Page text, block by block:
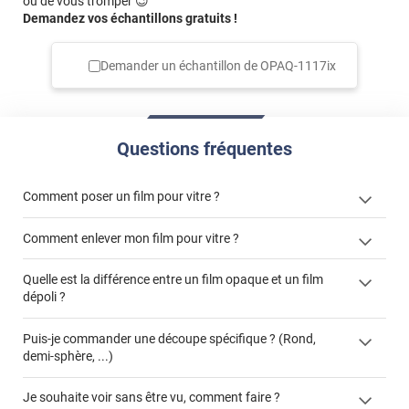
Demandez vos échantillons gratuits !
Demander un échantillon deOPAQ-1117ix
Questions fréquentes
Comment poser un film pour vitre ?
cet
Comment enlever mon film pour vitre ?
votre film électrostatique pour vitre
Quelle est la différence entre un film opaque et un film
dépoli ?
film opaque
Puis-je commander une découpe spécifique ? (Rond,
demi-sphère, ...)
Je souhaite voir sans être vu, comment faire ?